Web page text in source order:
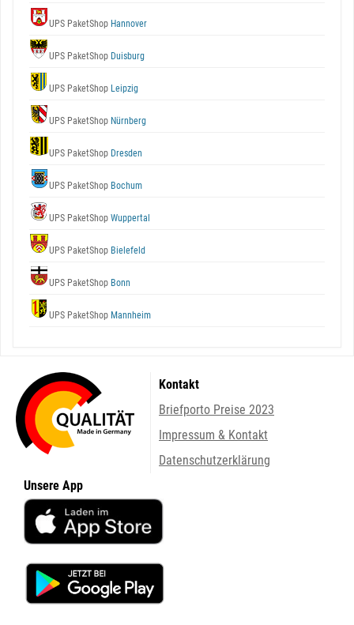
UPS PaketShop Hannover
UPS PaketShop Duisburg
UPS PaketShop Leipzig
UPS PaketShop Nürnberg
UPS PaketShop Dresden
UPS PaketShop Bochum
UPS PaketShop Wuppertal
UPS PaketShop Bielefeld
UPS PaketShop Bonn
UPS PaketShop Mannheim
Kontakt
Briefporto Preise 2023
Impressum & Kontakt
Datenschutzerklärung
Unsere App